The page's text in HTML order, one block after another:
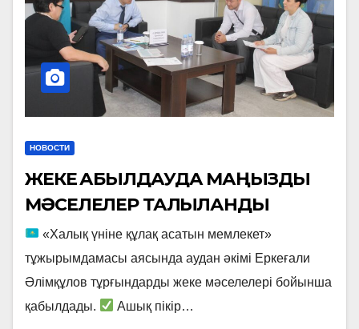
НОВОСТИ
ЖЕКЕ ҚАБЫЛДАУДА МАҢЫЗДЫ
МӘСЕЛЕЛЕР ТАЛҚЫЛАНДЫ
«Халық үніне құлақ асатын мемлекет»
тұжырымдамасы аясында аудан әкімі Еркеғали
Әлімқұлов тұрғындарды жеке мәселелері бойынша
қабылдады.
Ашық пікір…